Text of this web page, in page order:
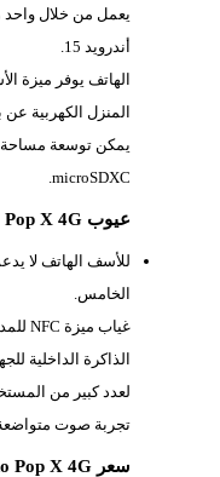
يعمل من خلال واحد
أندرويد 15.
الهاتف يوفر ميزة
المنزل الكهربية عن
يمكن توسعة مساحة
microSDXC.
عيوب Tecno Pop X 4G
للأسف الهاتف لا
الخامس.
غياب ميزة NFC للمدفوعات الإلكترونية.
لعدد كبير من
تجربة صوت
سعر Tecno Pop X 4G